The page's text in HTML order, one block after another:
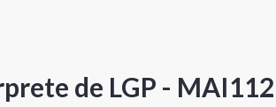
de LGP - MAI112